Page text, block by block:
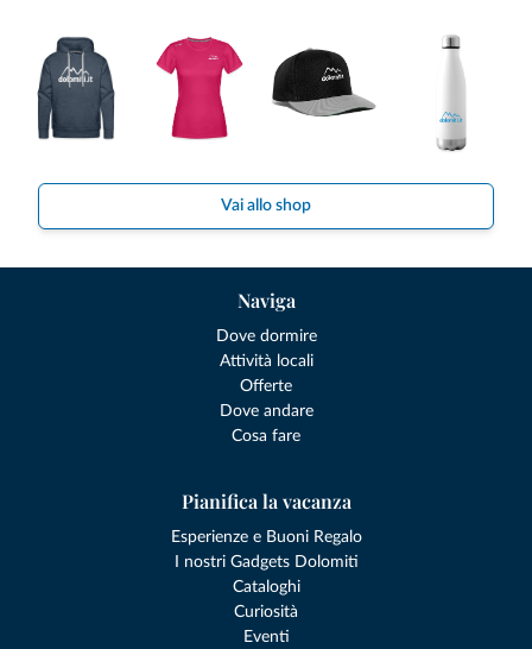
Vai allo shop
Naviga
Dove dormire
Attività locali
Offerte
Dove andare
Cosa fare
Pianifica la vacanza
Esperienze e Buoni Regalo
I nostri Gadgets Dolomiti
Cataloghi
Curiosità
Eventi